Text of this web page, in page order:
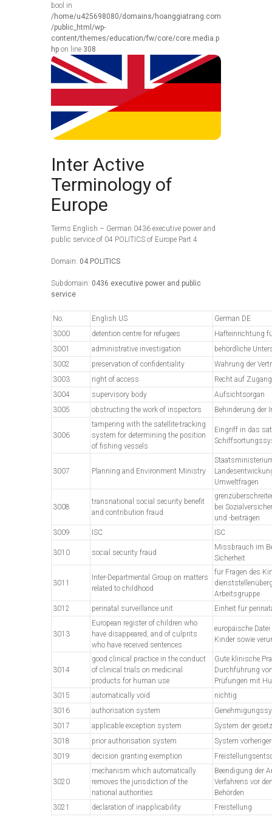
bool in
/home/u425698080/domains/hoanggiatrang.com
/public_html/wp-
content/themes/education/fw/core/core.media.p
hp on line 308
Inter Active
Terminology of
Europe
Terms English – German 0436 executive power and
public service of 04 POLITICS of Europe Part 4
Domain: 04 POLITICS
Subdomain: 0436 executive power and public
service
No. English US
German DE
3000
detention centre for refugees
Hafteinrichtung
3001
administrative investigation
behördliche
3002
preservation of confidentiality
Wahrung der
3003
right of access
Recht auf Zugang
3004
supervisory body
Aufsichtsorgan
3005
obstructing the work of inspectors Behinderung der
3006
tampering with the satellite-tracking
system for determining the position
of fishing vessels
Eingriff in das
3007 Planning and Environment Ministry
Umweltfragen
3008
transnational social security benefit
and contribution fraud
bei
und -beiträgen
3009
ISC ISC
3010 social security fraud
Missbrauch im
Sicherheit
3011
Inter-Departmental Group on matters
related to childhood
für Fragen des
Arbeitsgruppe
3012
perinatal surveillance unit Einheit für
3013
European register of children who
have disappeared, and of culprits
who have received sentences
europäische
Kinder sowie
3014
good clinical practice in the conduct
of clinical trials on medicinal
products for human use
Gute klinische
Durchführung
Prüfungen mit
3015
automatically void
nichtig
3016
authorisation system
3017
applicable exception system
System der
3018
prior authorisation system
System
3019
decision granting exemption
3020
mechanism which automatically
removes the jurisdiction of the
national authorities
Beendigung der
Verfahrens vor
Behörden
3021
declaration of inapplicability
Freistellung